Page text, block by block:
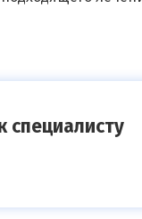
специалисту